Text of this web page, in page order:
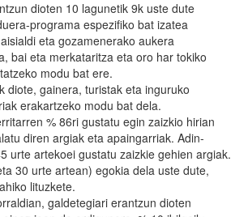
dioten 10 lagunetik 9k uste dute
programa espezifiko bat izatea
eta gozamenerako aukera
bai eta merkataritza eta oro har tokiko
modu bat ere.
diote, gainera, turistak eta inguruko
erakartzeko modu bat dela.
% 86ri gustatu egin zaizkio hirian
diren argiak eta apaingarriak. Adin-
urte artekoei gustatu zaizkie gehien argiak.
30 urte artean) egokia dela uste dute,
lituzkete.
galdetegiari erantzun dioten